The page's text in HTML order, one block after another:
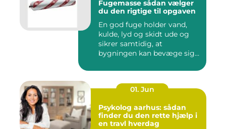
Fugemasse sådan vælger
du den rigtige til opgaven
En god fuge holder vand,
kulde, lyd og skidt ude og
sikrer samtidig, at
bygningen kan bevæge sig
01. Jun
Psykolog aarhus: sådan
finder du den rette hjælp i
en travl hverdag